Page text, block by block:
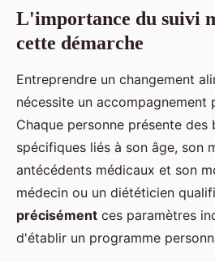
L'importance du suivi
cette démarche
Entreprendre un changement
nécessite un accompagnement
Chaque personne présente
spécifiques liés à son âge, son
antécédents médicaux et son
médecin ou un diététicien
précisément ces paramètres
d'établir un programme